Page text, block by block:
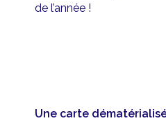
de l’année !
Une carte